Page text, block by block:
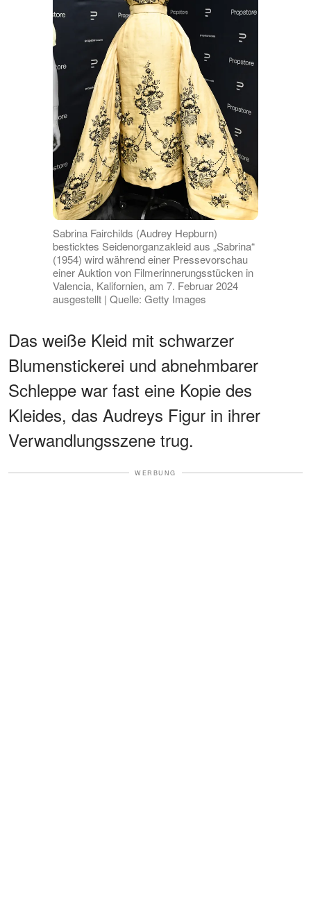
Sabrina Fairchilds (Audrey Hepburn)
besticktes Seidenorganzakleid aus „Sabrina“
(1954) wird während einer Pressevorschau
einer Auktion von Filmerinnerungsstücken in
Valencia, Kalifornien, am 7. Februar 2024
ausgestellt | Quelle: Getty Images
Das weiße Kleid mit schwarzer
Blumenstickerei und abnehmbarer
Schleppe war fast eine Kopie des
Kleides, das Audreys Figur in ihrer
Verwandlungsszene trug.
WERBUNG